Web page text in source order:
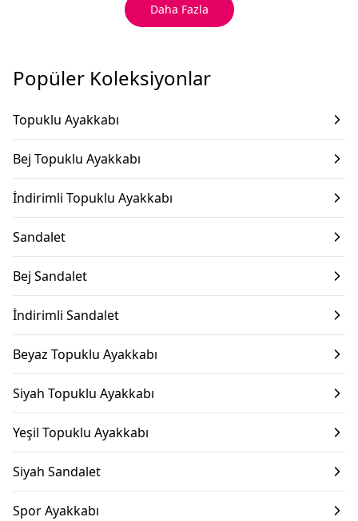
Daha Fazla
Popüler Koleksiyonlar
Topuklu Ayakkabı
Bej Topuklu Ayakkabı
İndirimli Topuklu Ayakkabı
Sandalet
Bej Sandalet
İndirimli Sandalet
Beyaz Topuklu Ayakkabı
Siyah Topuklu Ayakkabı
Yeşil Topuklu Ayakkabı
Siyah Sandalet
Spor Ayakkabı